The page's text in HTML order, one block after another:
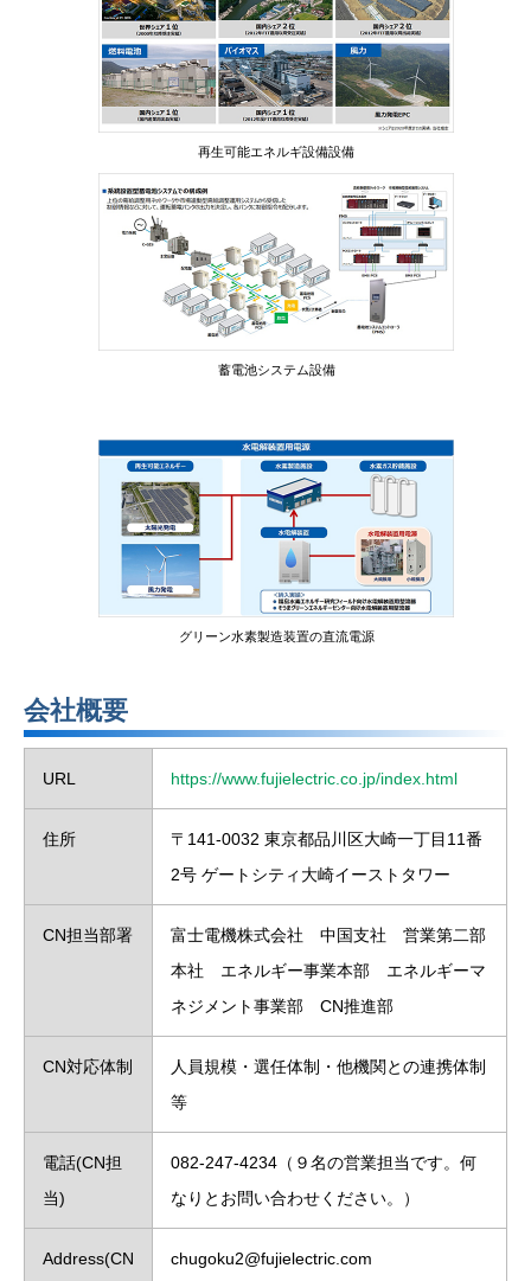
再生可能エネルギ設備設備
蓄電池システム設備
グリーン水素製造装置の直流電源
会社概要
URL https://www.fujielectric.co.jp/index.html
住所
〒141-0032 東京都品川区大崎一丁目11番
2号 ゲートシティ大崎イーストタワー
CN担当部署
富士電機株式会社 中国支社 営業第二部
本社 エネルギー事業本部 エネルギーマ
ネジメント事業部 CN推進部
CN対応体制
人員規模・選任体制・他機関との連携体制
等
電話(CN担
当)
082-247-4234（９名の営業担当です。何
なりとお問い合わせください。）
Address(CN
chugoku2@fujielectric.com